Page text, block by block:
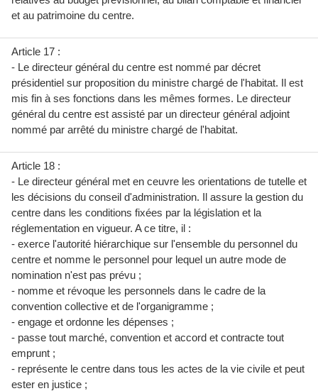
et au patrimoine du centre.
Article 17 :
- Le directeur général du centre est nommé par décret
présidentiel sur proposition du ministre chargé de l'habitat. Il est
mis fin à ses fonctions dans les mêmes formes. Le directeur
général du centre est assisté par un directeur général adjoint
nommé par arrêté du ministre chargé de l'habitat.
Article 18 :
- Le directeur général met en ceuvre les orientations de tutelle et
les décisions du conseil d'administration. Il assure la gestion du
centre dans les conditions fixées par la législation et la
réglementation en vigueur. A ce titre, il :
- exerce l'autorité hiérarchique sur l'ensemble du personnel du
centre et nomme le personnel pour lequel un autre mode de
nomination n'est pas prévu ;
- nomme et révoque les personnels dans le cadre de la
convention collective et de l'organigramme ;
- engage et ordonne les dépenses ;
- passe tout marché, convention et accord et contracte tout
emprunt ;
- représente le centre dans tous les actes de la vie civile et peut
ester en justice ;